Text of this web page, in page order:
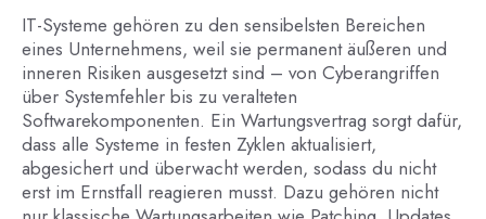
IT-Systeme gehören zu den sensibelsten Bereichen
eines Unternehmens, weil sie permanent äußeren und
inneren Risiken ausgesetzt sind – von Cyberangriffen
über Systemfehler bis zu veralteten
Softwarekomponenten. Ein Wartungsvertrag sorgt dafür,
dass alle Systeme in festen Zyklen aktualisiert,
abgesichert und überwacht werden, sodass du nicht
erst im Ernstfall reagieren musst. Dazu gehören nicht